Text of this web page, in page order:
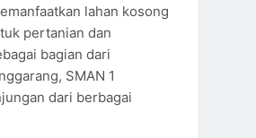
lahan kosong
pertanian dan
bagian dari
SMAN 1
dari berbagai